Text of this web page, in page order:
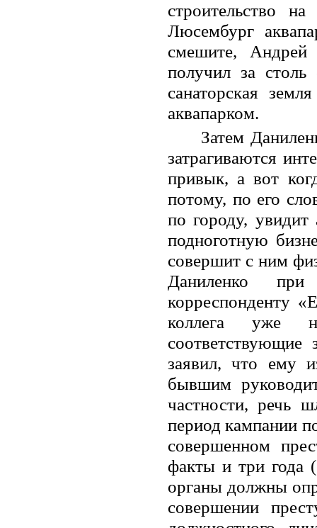
строительство
Люсембург
смешите,
получил за столь
санаторская
аквапарком.
Затем
затрагиваются
привык, а вот
потому, по его
по городу, увидит
подноготную
совершит с ним
Даниленко
корреспонденту
коллега уже
заявил, что ему
бывшим
частности, речь
период кампании
совершенном
факты и три года
органы должны
совершении